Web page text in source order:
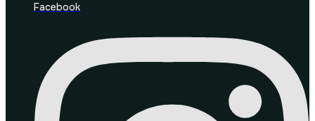
Facebook